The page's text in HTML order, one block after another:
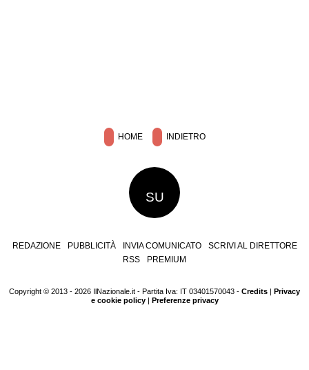
HOME INDIETRO
SU
REDAZIONE PUBBLICITÀ INVIA COMUNICATO
SCRIVI AL DIRETTORE
RSS
PREMIUM
Copyright © 2013 - 2026 IlNazionale.it - Partita Iva: IT 03401570043 - Credits | Privacy
e cookie policy| Preferenze privacy